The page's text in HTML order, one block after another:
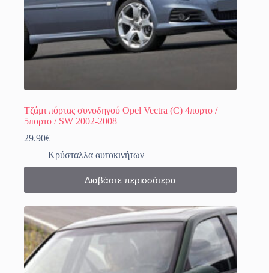
Τζάμι πόρτας συνοδηγού Opel Vectra (C) 4πορτο /
5πορτο / SW 2002-2008
29.90€
Κρύσταλλα αυτοκινήτων
Διαβάστε περισσότερα